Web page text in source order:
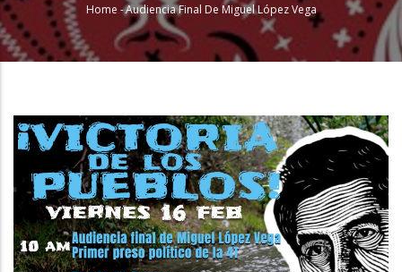
Breadcrumb
Home -Audiencia Final De Miguel López Vega